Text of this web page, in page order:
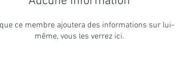
ce membre ajoutera des informations sur lui-
même, vous les verrez ici.